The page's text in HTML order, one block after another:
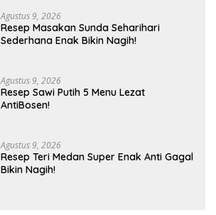
Agustus 9, 2026
Resep Masakan Sunda Seharihari
Sederhana Enak Bikin Nagih!
Agustus 9, 2026
Resep Sawi Putih 5 Menu Lezat
AntiBosen!
Agustus 9, 2026
Resep Teri Medan Super Enak Anti Gagal
Bikin Nagih!